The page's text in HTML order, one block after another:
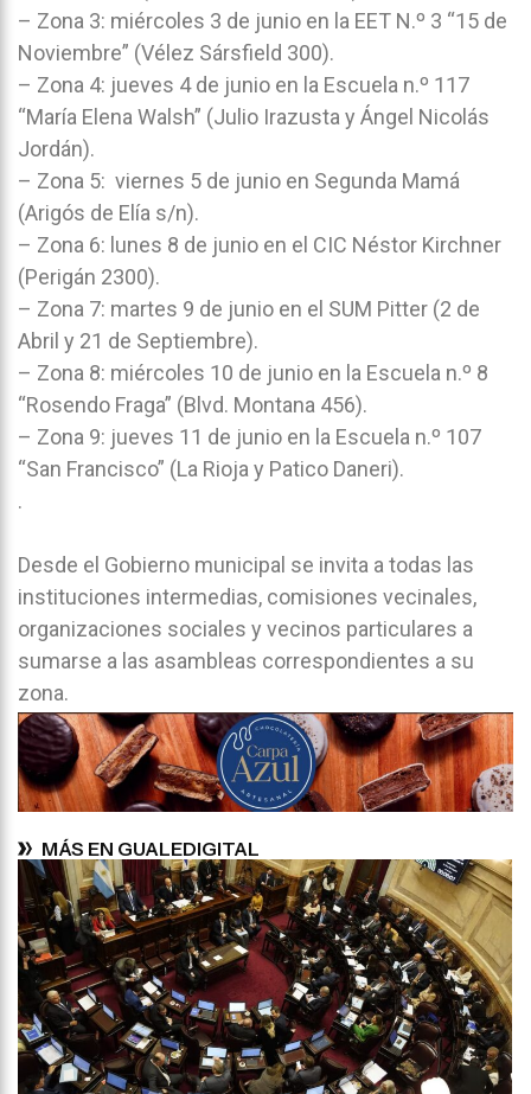
– Zona 3: miércoles 3 de junio en la EET N.º 3 “15 de
Noviembre” (Vélez Sársfield 300).
– Zona 4: jueves 4 de junio en la Escuela n.º 117
“María Elena Walsh” (Julio Irazusta y Ángel Nicolás
Jordán).
– Zona 5: viernes 5 de junio en Segunda Mamá
(Arigós de Elía s/n).
– Zona 6: lunes 8 de junio en el CIC Néstor Kirchner
(Perigán 2300).
– Zona 7: martes 9 de junio en el SUM Pitter (2 de
Abril y 21 de Septiembre).
– Zona 8: miércoles 10 de junio en la Escuela n.º 8
“Rosendo Fraga” (Blvd. Montana 456).
– Zona 9: jueves 11 de junio en la Escuela n.º 107
“San Francisco” (La Rioja y Patico Daneri).
.
Desde el Gobierno municipal se invita a todas las
instituciones intermedias, comisiones vecinales,
organizaciones sociales y vecinos particulares a
sumarse a las asambleas correspondientes a su
zona.
MÁS EN GUALEDIGITAL